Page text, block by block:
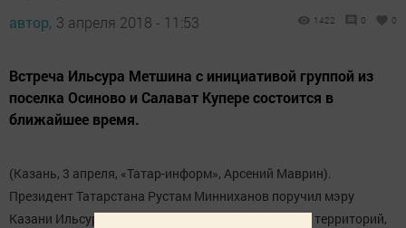
автор, 3 апреля 2018 - 11:53 1422 0 0
Встреча Ильсура Метшина с инициативой группой из
поселка Осиново и Салават Купере состоится в
ближайшее время.
(Казань, 3 апреля, «Татар-информ», Арсений Маврин).
Президент Татарстана Рустам Минниханов поручил мэру
Казани Ильсуру Метшину встретиться с жителями территорий,